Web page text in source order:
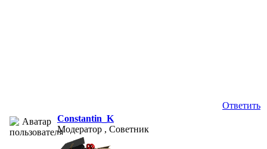
Ответить
Constantin_K
Модератор , Советник